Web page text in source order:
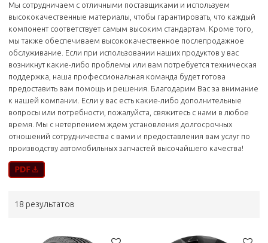
Мы сотрудничаем с отличными поставщиками и используем
высококачественные материалы, чтобы гарантировать, что каждый
компонент соответствует самым высоким стандартам. Кроме того,
мы также обеспечиваем высококачественное послепродажное
обслуживание. Если при использовании наших продуктов у вас
возникнут какие-либо проблемы или вам потребуется техническая
поддержка, наша профессиональная команда будет готова
предоставить вам помощь и решения. Благодарим Вас за внимание
к нашей компании. Если у вас есть какие-либо дополнительные
вопросы или потребности, пожалуйста, свяжитесь с нами в любое
время. Мы с нетерпением ждем установления долгосрочных
отношений сотрудничества с вами и предоставления вам услуг по
производству автомобильных запчастей высочайшего качества!
18 результатов